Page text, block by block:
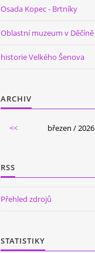
Osada Kopec - Brtníky
Oblastní muzeum v Děčíně
historie Velkého Šenova
ARCHIV
<< březen / 2026
RSS
Přehled zdrojů
STATISTIKY